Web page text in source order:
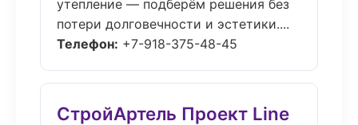
утепление — подберём решения без
потери долговечности и эстетики....
Телефон: +7-918-375-48-45
СтройАртель Проект Line